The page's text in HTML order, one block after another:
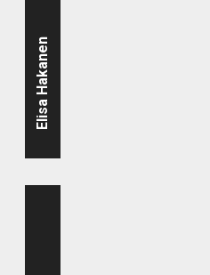
Elisa Hakanen